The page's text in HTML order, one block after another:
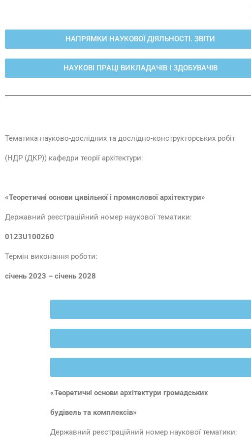
НАПРЯМКИ НАУКОВОЇ ДІЯЛЬНОСТІ. ЗВІТИ
НАУКОВІ ПРАЦІ ВИКЛАДАЧІВ І ЗДОБУВАЧІВ
Тематика науково-дослідних та дослідно-конструкторських робіт
(НДР (ДКР)) кафедри теорії архітектури:
«Теоретичні основи цивільної і промислової архітектури»
Державний реєстраційний номер наукової тематики:
0123U100260
Термін виконання роботи:
січень 2023 – січень 2028
«Теоретичні основи архітектури громадських
будівель та комплексів»
Державний реєстраційний номер наукової тематики: